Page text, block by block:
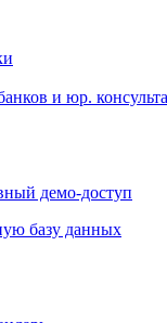
и юр.
базу данных